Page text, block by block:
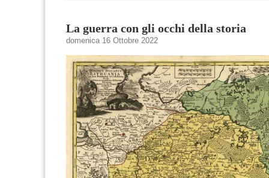
La guerra con gli occhi della storia
domenica 16 Ottobre 2022